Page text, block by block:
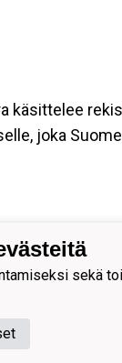
käsittelee
joka
sekä